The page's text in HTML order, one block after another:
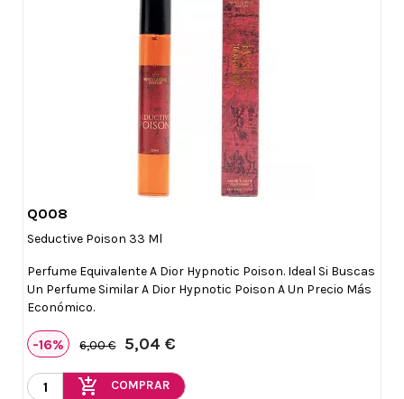
Q008
Seductive Poison 33 Ml
Perfume Equivalente A Dior Hypnotic Poison. Ideal Si Buscas
Un Perfume Similar A Dior Hypnotic Poison A Un Precio Más
Económico.
-16% 6,00 € 5,04 €
add_shopping_cart COMPRAR